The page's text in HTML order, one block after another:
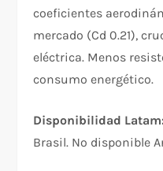
coeficientes
mercado (Cd 0.21),
eléctrica. Menos
consumo energético.​
Disponibilidad
Brasil. No disponible